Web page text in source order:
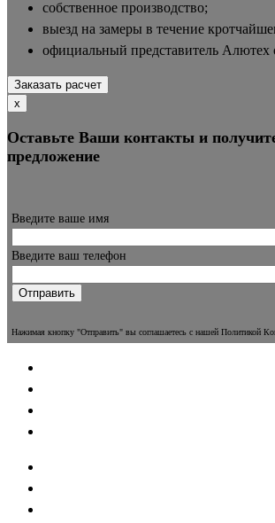
собственное производство;
выезд на замеры в течение
официальный представитель Алютех
Заказать расчет
х
Оставьте Ваши контакты и
предложение
Введите ваше имя
Введите ваш телефон
Нажимая кнопку "Отправить" вы соглашаетесь с нашей Политикой